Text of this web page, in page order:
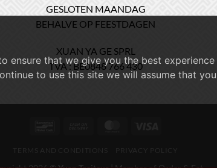
GESLOTEN MAANDAG
BEHALVE OP FEESTDAGEN
XUAN YA GE SPRL
TVA : BE0848 766 430
ensure that we give you the best
to use this site we will assume that